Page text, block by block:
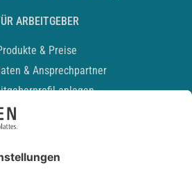
ARBEITGEBER
& Preise
& Ansprechpartner
anlegen
Podcast